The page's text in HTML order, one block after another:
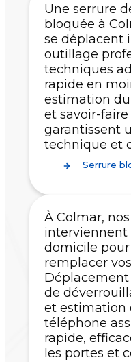
Une serrure
bloquée à
se déplacent
outillage
techniques
rapide en
estimation
et savoir-faire
garantissent
technique et
Serrure
À Colmar,
domicile
remplacer
de
et estimation
téléphone
rapide,
les portes et